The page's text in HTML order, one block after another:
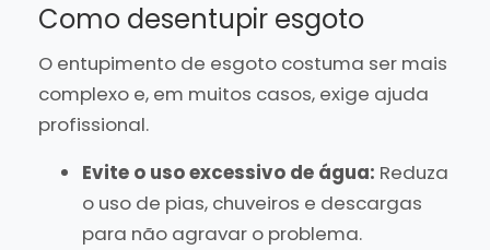
Como desentupir esgoto
O entupimento de esgoto costuma ser mais
complexo e, em muitos casos, exige ajuda
profissional.
Evite o uso excessivo de água: Reduza
o uso de pias, chuveiros e descargas
para não agravar o problema.